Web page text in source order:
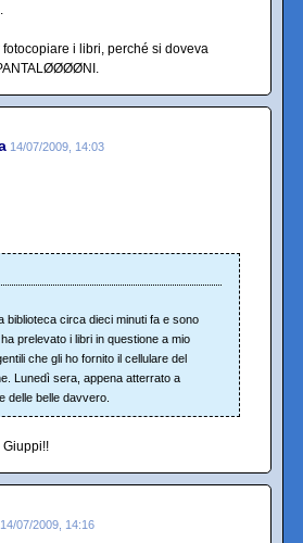
i libri, perché si doveva
14/07/2009, 14:03
biblioteca circa dieci minuti fa e sono
prelevato i libri in questione a mio
che gli ho fornito il cellulare del
Lunedì sera, appena atterrato a
delle belle davvero.
Giuppi!!
14/07/2009, 14:16